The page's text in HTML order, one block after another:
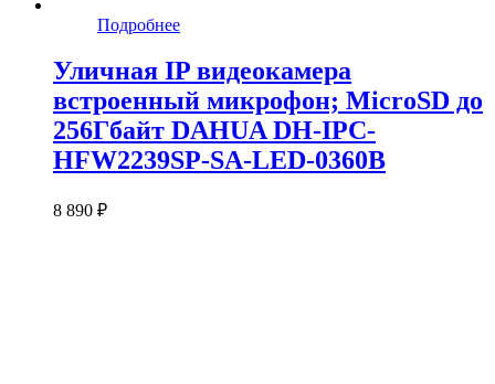
Подробнее
Уличная IP видеокамера
встроенный микрофон; MicroSD до
256Гбайт DAHUA DH-IPC-
HFW2239SP-SA-LED-0360B
8 890 ₽